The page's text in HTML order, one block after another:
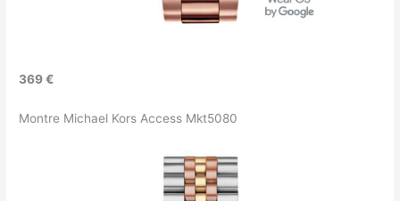
369 €
Montre Michael Kors Access Mkt5080